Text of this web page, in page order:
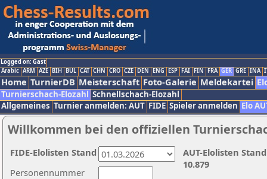
Logged on: Gast
Arabic ARM AZE BIH BUL CAT CHN CRO CZE DEN ENG ESP FAI FIN FRA GER GRE INA
Home TurnierDB Meisterschaft Foto-Galerie Meldekartei
Turnierschach-Elozahl Schnellschach-Elozahl
Allgemeines Turnier anmelden: AUT FIDE Spieler anmelden Elo
Willkommen bei den offiziellen
Personennummer
AUT-Elolisten
10.879
FIDE-Elolisten Stand